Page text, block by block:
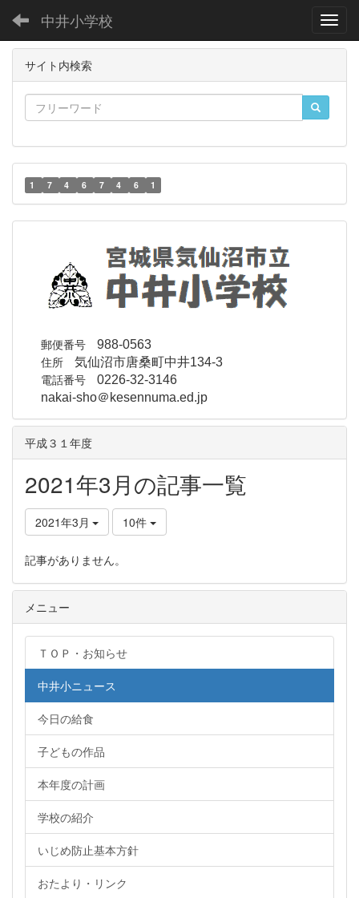
中井小学校
サイト内検索
1 7 4 6 7 4 6 1
郵便番号 988-0563
住所 気仙沼市唐桑町中井134-3
電話番号 0226-32-3146
nakai-sho＠kesennuma.ed.jp
平成３１年度
2021年3月の記事一覧
2021年3月 10件
記事がありません。
メニュー
ＴＯＰ・お知らせ
中井小ニュース
今日の給食
子どもの作品
本年度の計画
学校の紹介
いじめ防止基本方針
おたより・リンク